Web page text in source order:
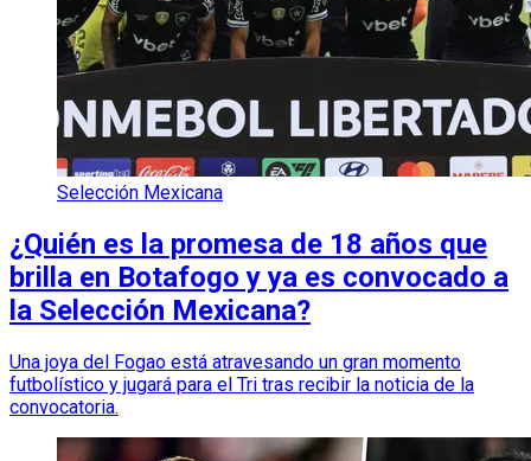
Selección Mexicana
¿Quién es la promesa de 18 años que
brilla en Botafogo y ya es convocado a
la Selección Mexicana?
Una joya del Fogao está atravesando un gran momento
futbolístico y jugará para el Tri tras recibir la noticia de la
convocatoria.